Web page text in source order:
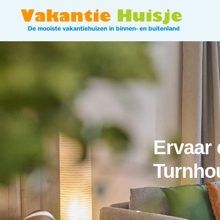
Ervaar